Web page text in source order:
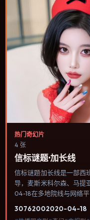
热门奇幻片
4 张
信标谜题·加长线
信标谜题·加长线是一部西
导，麦斯·米科尔森、马
04-18在多地院线与网络
30762002020-04-18